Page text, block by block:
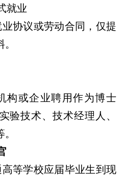
就业
协议或劳动合同，仅提
构或企业聘用作为博士
验技术、技术经理人、
等学校应届毕业生到现